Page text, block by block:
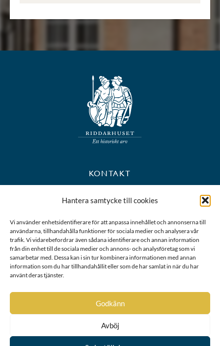
Hantera samtycke till cookies
Vi använder enhetsidentifierare för att anpassa innehållet och annonserna till
användarna, tillhandahålla funktioner för sociala medier och analysera vår
trafik. Vi vidarebefordrar även sådana identifierare och annan information
från din enhet till de sociala medier och annons- och analysföretag som vi
samarbetar med. Dessa kan i sin tur kombinera informationen med annan
information som du har tillhandahållit eller som de har samlat in när du har
använt deras tjänster.
Godkänn
Avböj
KONTAKT
BESÖKS- OCH POSTADRESS
Riddarhustorget 10
Karta